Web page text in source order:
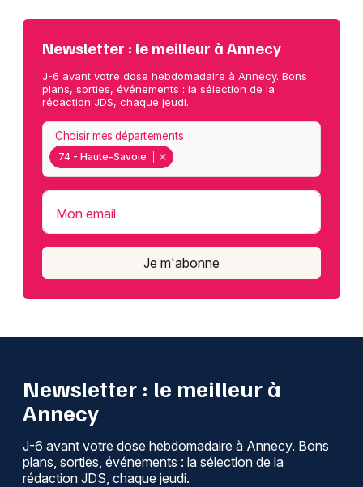
Newsletter : le meilleur à Annecy
J-6 avant votre dose hebdomadaire à Annecy. Bons
plans, sorties, événements : la sélection de la
rédaction JDS, chaque jeudi.
74 - Haute-Savoie
Choisir mes départements
Mon email
Je m'abonne
Newsletter : le meilleur à
Annecy
J-6 avant votre dose hebdomadaire à Annecy. Bons
plans, sorties, événements : la sélection de la
rédaction JDS, chaque jeudi.